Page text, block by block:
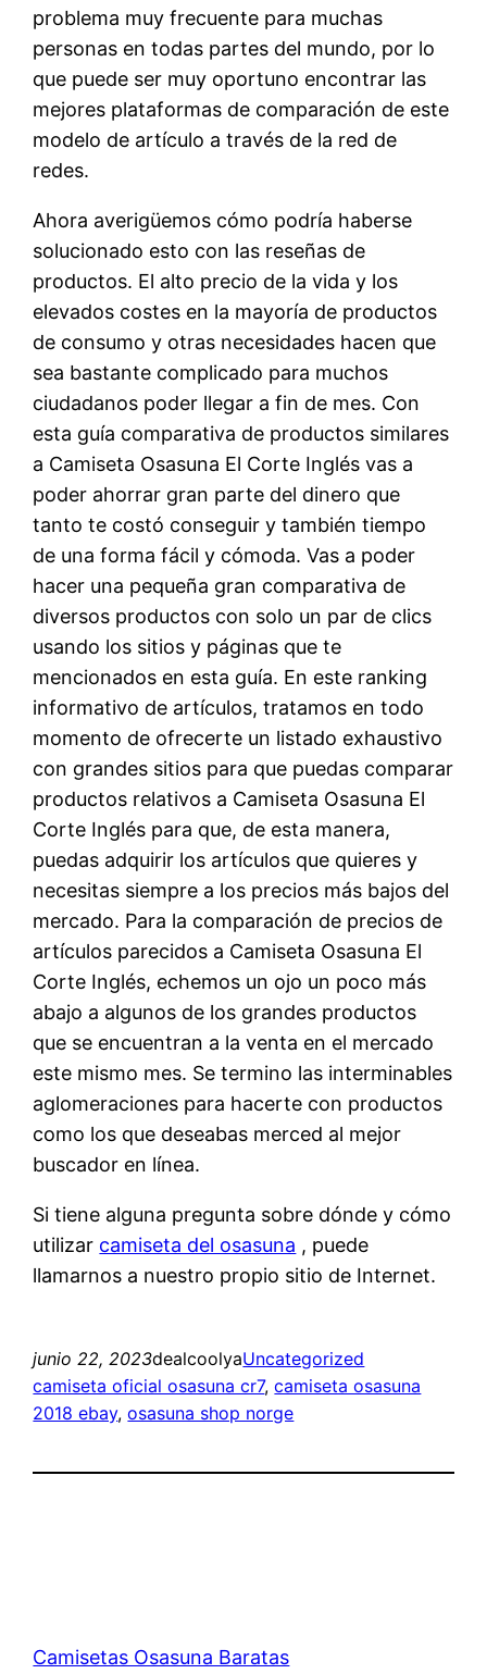
problema muy frecuente para muchas
personas en todas partes del mundo, por lo
que puede ser muy oportuno encontrar las
mejores plataformas de comparación de este
modelo de artículo a través de la red de
redes.
Ahora averigüemos cómo podría haberse
solucionado esto con las reseñas de
productos. El alto precio de la vida y los
elevados costes en la mayoría de productos
de consumo y otras necesidades hacen que
sea bastante complicado para muchos
ciudadanos poder llegar a fin de mes. Con
esta guía comparativa de productos similares
a Camiseta Osasuna El Corte Inglés vas a
poder ahorrar gran parte del dinero que
tanto te costó conseguir y también tiempo
de una forma fácil y cómoda. Vas a poder
hacer una pequeña gran comparativa de
diversos productos con solo un par de clics
usando los sitios y páginas que te
mencionados en esta guía. En este ranking
informativo de artículos, tratamos en todo
momento de ofrecerte un listado exhaustivo
con grandes sitios para que puedas comparar
productos relativos a Camiseta Osasuna El
Corte Inglés para que, de esta manera,
puedas adquirir los artículos que quieres y
necesitas siempre a los precios más bajos del
mercado. Para la comparación de precios de
artículos parecidos a Camiseta Osasuna El
Corte Inglés, echemos un ojo un poco más
abajo a algunos de los grandes productos
que se encuentran a la venta en el mercado
este mismo mes. Se termino las interminables
aglomeraciones para hacerte con productos
como los que deseabas merced al mejor
buscador en línea.
Si tiene alguna pregunta sobre dónde y cómo
utilizar camiseta del osasuna , puede
llamarnos a nuestro propio sitio de Internet.
junio 22, 2023dealcoolyaUncategorized
camiseta oficial osasuna cr7, camiseta osasuna
2018 ebay, osasuna shop norge
Camisetas Osasuna Baratas